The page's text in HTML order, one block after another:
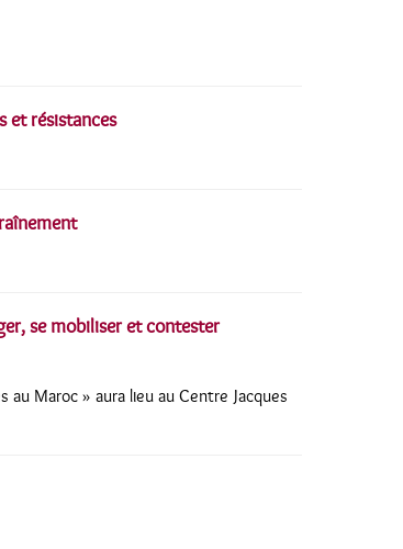
et résistances
se mobiliser et contester
Maroc » aura lieu au Centre Jacques